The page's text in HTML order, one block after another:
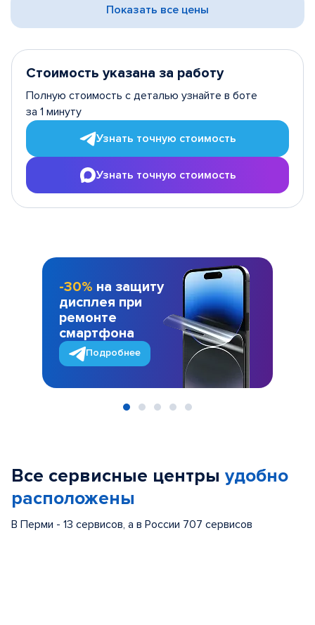
Показать все цены
Стоимость указана за работу
Полную стоимость с деталью узнайте в боте
за 1 минуту
Узнать точную стоимость
Узнать точную стоимость
-30% на защиту
дисплея при
ремонте
смартфона
Подробнее
Все сервисные центры удобно
расположены
В Перми - 13 сервисов, а в России 707 сервисов